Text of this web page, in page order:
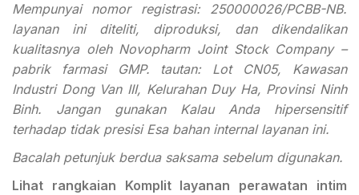
Mempunyai nomor registrasi: 250000026/PCBB-NB.
layanan ini diteliti, diproduksi, dan dikendalikan
kualitasnya oleh Novopharm Joint Stock Company –
pabrik farmasi GMP. tautan: Lot CN05, Kawasan
Industri Dong Van III, Kelurahan Duy Ha, Provinsi Ninh
Binh. Jangan gunakan Kalau Anda hipersensitif
terhadap tidak presisi Esa bahan internal layanan ini.
Bacalah petunjuk berdua saksama sebelum digunakan.
Lihat rangkaian Komplit layanan perawatan intim